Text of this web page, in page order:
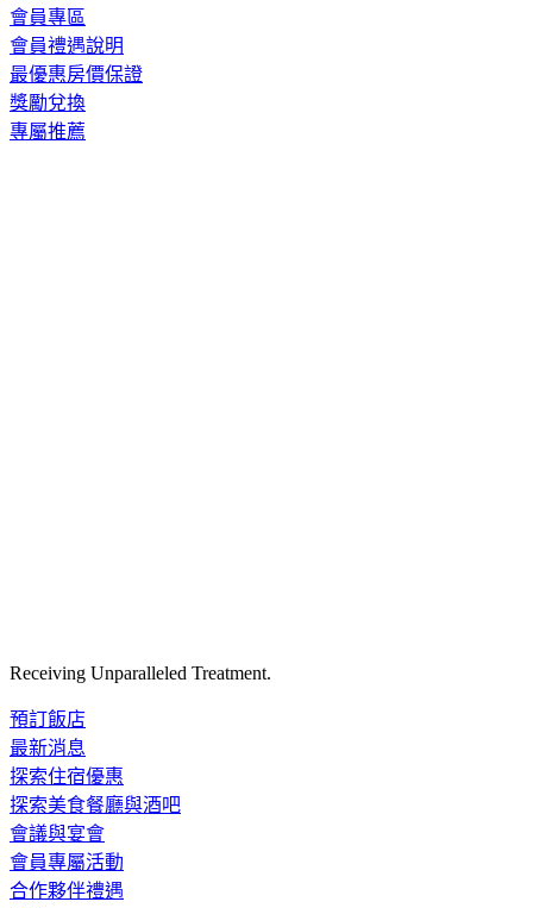
會員專區
會員禮遇說明
最優惠房價保證
獎勵兌換
專屬推薦
Receiving Unparalleled Treatment.
預訂飯店
最新消息
探索住宿優惠
探索美食餐廳與酒吧
會議與宴會
會員專屬活動
合作夥伴禮遇